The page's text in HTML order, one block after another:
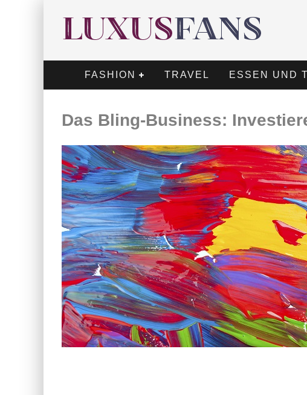
FASHION TRAVEL ESSEN UND
Das Bling-Business: